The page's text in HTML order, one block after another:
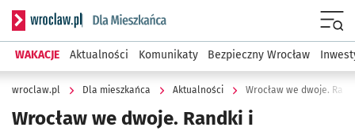
Serwis informacyjny wroclaw.pl podserwis: Dla mieszkańca
WAKACJE Aktualności Komunikaty Bezpieczny Wrocław
wroclaw.pl Dla mieszkańca Aktualności
Wrocław we dwoje. Randki i